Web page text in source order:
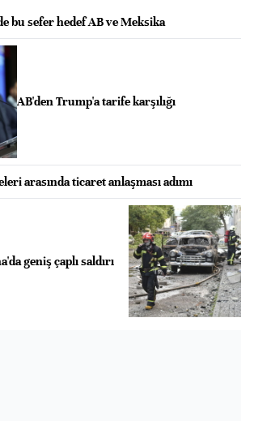
bu sefer hedef AB ve Meksika
AB'den Trump'a tarife karşılığı
arasında ticaret anlaşması adımı
geniş çaplı saldırı